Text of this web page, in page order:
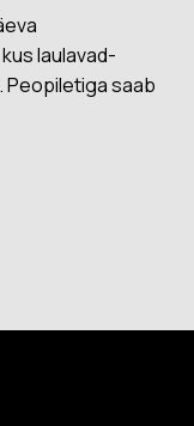
laulavad-
Peopiletiga saab